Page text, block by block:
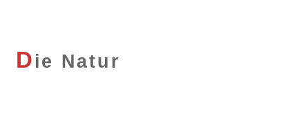
Die Natur